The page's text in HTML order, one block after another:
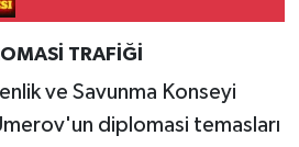
TRAFİĞİ
ve Savunma Konseyi
diplomasi temasları